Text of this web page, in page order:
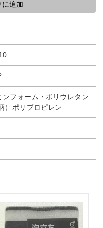
に追加
ンフォーム・ポリウレタン
）ポリプロピレン